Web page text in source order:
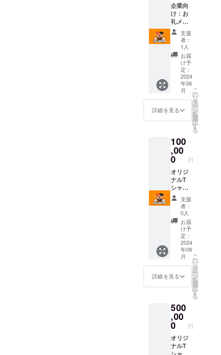
企業向
け：お
礼メー
ルを送
らせて
いただ
きま
す！
（備考
欄にお
名前と
経営者
の方は
企業名
をお書
きくだ
※こちら
のリ
ターン
は3000
円プラ
ンと同
じもの
になり
ま
す。」
支援
者：
1人
お届
け予
定：
2024
年06
月
詳細を見る
こ
の
リ
タ
ー
ン
を
選
択
す
る
100
,00
0 円
オリジ
ナルT
シャツ
と僕ら
の写真
とホー
ムペー
ジにて
お名前
を記載
させて
もらい
ます。
（お名
前と経
営者の
業名を
記入さ
せてい
ただき
ます）※
事業継
支援
者：
0人
お届
け予
定：
2024
年09
月
詳細を見る
こ
の
リ
タ
ー
ン
を
選
択
す
る
500
,00
0 円
オリジ
ナルT